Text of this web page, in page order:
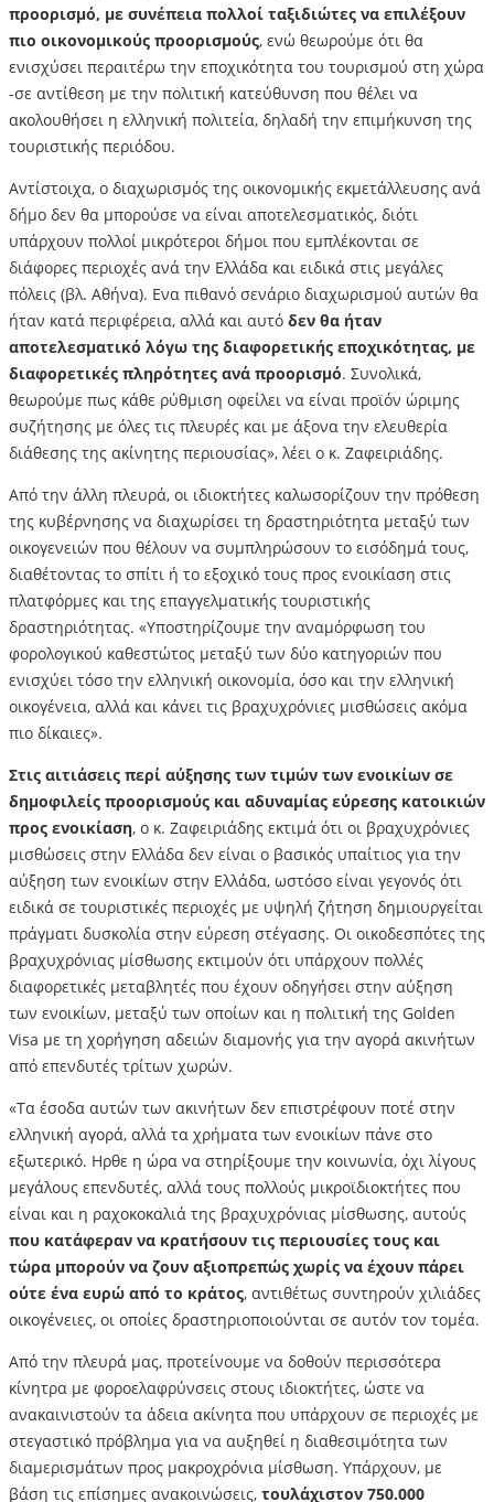
προορισμό, με συνέπεια πολλοί ταξιδιώτες να επιλέξουν
πιο οικονομικούς προορισμούς, ενώ θεωρούμε ότι θα
ενισχύσει περαιτέρω την εποχικότητα του τουρισμού στη χώρα
-σε αντίθεση με την πολιτική κατεύθυνση που θέλει να
ακολουθήσει η ελληνική πολιτεία, δηλαδή την επιμήκυνση της
τουριστικής περιόδου.
Αντίστοιχα, ο διαχωρισμός της οικονομικής εκμετάλλευσης ανά
δήμο δεν θα μπορούσε να είναι αποτελεσματικός, διότι
υπάρχουν πολλοί μικρότεροι δήμοι που εμπλέκονται σε
διάφορες περιοχές ανά την Ελλάδα και ειδικά στις μεγάλες
πόλεις (βλ. Αθήνα). Ενα πιθανό σενάριο διαχωρισμού αυτών θα
ήταν κατά περιφέρεια, αλλά και αυτό δεν θα ήταν
αποτελεσματικό λόγω της διαφορετικής εποχικότητας, με
διαφορετικές πληρότητες ανά προορισμό. Συνολικά,
θεωρούμε πως κάθε ρύθμιση οφείλει να είναι προϊόν ώριμης
συζήτησης με όλες τις πλευρές και με άξονα την ελευθερία
διάθεσης της ακίνητης περιουσίας», λέει ο κ. Ζαφειριάδης.
Από την άλλη πλευρά, οι ιδιοκτήτες καλωσορίζουν την πρόθεση
της κυβέρνησης να διαχωρίσει τη δραστηριότητα μεταξύ των
οικογενειών που θέλουν να συμπληρώσουν το εισόδημά τους,
διαθέτοντας το σπίτι ή το εξοχικό τους προς ενοικίαση στις
πλατφόρμες και της επαγγελματικής τουριστικής
δραστηριότητας. «Υποστηρίζουμε την αναμόρφωση του
φορολογικού καθεστώτος μεταξύ των δύο κατηγοριών που
ενισχύει τόσο την ελληνική οικονομία, όσο και την ελληνική
οικογένεια, αλλά και κάνει τις βραχυχρόνιες μισθώσεις ακόμα
πιο δίκαιες».
Στις αιτιάσεις περί αύξησης των τιμών των ενοικίων σε
δημοφιλείς προορισμούς και αδυναμίας εύρεσης κατοικιών
προς ενοικίαση, ο κ. Ζαφειριάδης εκτιμά ότι οι βραχυχρόνιες
μισθώσεις στην Ελλάδα δεν είναι ο βασικός υπαίτιος για την
αύξηση των ενοικίων στην Ελλάδα, ωστόσο είναι γεγονός ότι
ειδικά σε τουριστικές περιοχές με υψηλή ζήτηση δημιουργείται
πράγματι δυσκολία στην εύρεση στέγασης. Οι οικοδεσπότες της
βραχυχρόνιας μίσθωσης εκτιμούν ότι υπάρχουν πολλές
διαφορετικές μεταβλητές που έχουν οδηγήσει στην αύξηση
των ενοικίων, μεταξύ των οποίων και η πολιτική της Golden
Visa με τη χορήγηση αδειών διαμονής για την αγορά ακινήτων
από επενδυτές τρίτων χωρών.
«Τα έσοδα αυτών των ακινήτων δεν επιστρέφουν ποτέ στην
ελληνική αγορά, αλλά τα χρήματα των ενοικίων πάνε στο
εξωτερικό. Ηρθε η ώρα να στηρίξουμε την κοινωνία, όχι λίγους
μεγάλους επενδυτές, αλλά τους πολλούς μικροϊδιοκτήτες που
είναι και η ραχοκοκαλιά της βραχυχρόνιας μίσθωσης, αυτούς
που κατάφεραν να κρατήσουν τις περιουσίες τους και
τώρα μπορούν να ζουν αξιοπρεπώς χωρίς να έχουν πάρει
ούτε ένα ευρώ από το κράτος, αντιθέτως συντηρούν χιλιάδες
οικογένειες, οι οποίες δραστηριοποιούνται σε αυτόν τον τομέα.
Από την πλευρά μας, προτείνουμε να δοθούν περισσότερα
κίνητρα με φοροελαφρύνσεις στους ιδιοκτήτες, ώστε να
ανακαινιστούν τα άδεια ακίνητα που υπάρχουν σε περιοχές με
στεγαστικό πρόβλημα για να αυξηθεί η διαθεσιμότητα των
διαμερισμάτων προς μακροχρόνια μίσθωση. Υπάρχουν, με
βάση τις επίσημες ανακοινώσεις, τουλάχιστον 750.000